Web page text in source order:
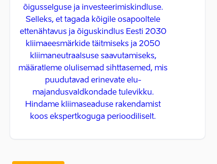
õigusselguse ja investeerimiskindluse.
Selleks, et tagada kõigile osapooltele
ettenähtavus ja õiguskindlus Eesti 2030
kliimaeesmärkide täitmiseks ja 2050
kliimaneutraalsuse saavutamiseks,
määratleme olulisemad sihttasemed, mis
puudutavad erinevate elu-
majandusvaldkondade tulevikku.
Hindame kliimaseaduse rakendamist
koos ekspertkoguga perioodiliselt.